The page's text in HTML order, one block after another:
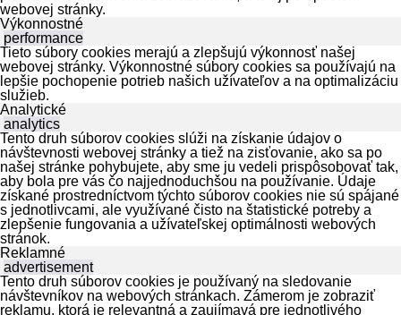
webovej stránky.
Výkonnostné
performance
Tieto súbory cookies merajú a zlepšujú výkonnosť našej
webovej stránky. Výkonnostné súbory cookies sa používajú na
lepšie pochopenie potrieb našich užívateľov a na optimalizáciu
služieb.
Analytické
analytics
Tento druh súborov cookies slúži na získanie údajov o
návštevnosti webovej stránky a tiež na zisťovanie, ako sa po
našej stránke pohybujete, aby sme ju vedeli prispôsobovať tak,
aby bola pre vás čo najjednoduchšou na používanie. Údaje
získané prostredníctvom týchto súborov cookies nie sú spájané
s jednotlivcami, ale využívané čisto na štatistické potreby a
zlepšenie fungovania a užívateľskej optimálnosti webových
stránok.
Reklamné
advertisement
Tento druh súborov cookies je používaný na sledovanie
návštevníkov na webových stránkach. Zámerom je zobraziť
reklamu, ktorá je relevantná a zaujímavá pre jednotlivého